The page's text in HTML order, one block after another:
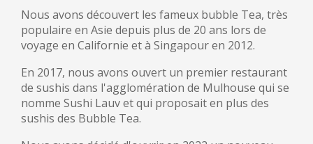
Nous avons découvert les fameux bubble Tea, très
populaire en Asie depuis plus de 20 ans lors de
voyage en Californie et à Singapour en 2012.
En 2017, nous avons ouvert un premier restaurant
de sushis dans l'agglomération de Mulhouse qui se
nomme Sushi Lauv et qui proposait en plus des
sushis des Bubble Tea.